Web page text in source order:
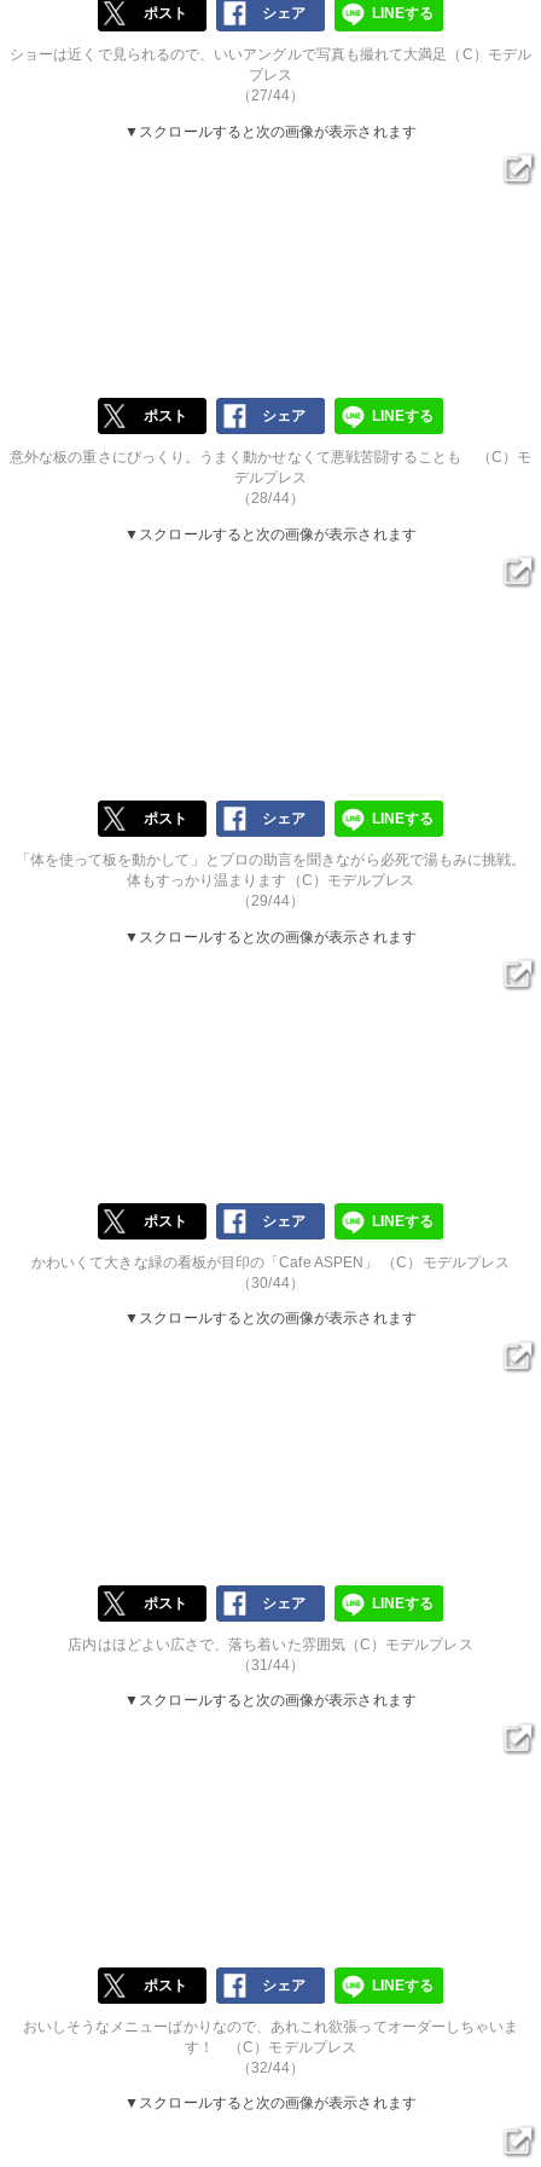
ポスト シェア LINEする
ショーは近くで見られるので、いいアングルで写真も撮れて大満足（C）モデル
プレス
（27/44）
▼スクロールすると次の画像が表示されます
ポスト シェア LINEする
意外な板の重さにびっくり。うまく動かせなくて悪戦苦闘することも （C）モ
デルプレス
（28/44）
▼スクロールすると次の画像が表示されます
ポスト シェア LINEする
「体を使って板を動かして」とプロの助言を聞きながら必死で湯もみに挑戦。
体もすっかり温まります（C）モデルプレス
（29/44）
▼スクロールすると次の画像が表示されます
ポスト シェア LINEする
かわいくて大きな緑の看板が目印の「Cafe ASPEN」 （C）モデルプレス
（30/44）
▼スクロールすると次の画像が表示されます
ポスト シェア LINEする
店内はほどよい広さで、落ち着いた雰囲気（C）モデルプレス
（31/44）
▼スクロールすると次の画像が表示されます
ポスト シェア LINEする
おいしそうなメニューばかりなので、あれこれ欲張ってオーダーしちゃいま
す！ （C）モデルプレス
（32/44）
▼スクロールすると次の画像が表示されます